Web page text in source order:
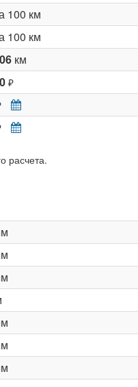
100 км
100 км
км
₽
расчета.